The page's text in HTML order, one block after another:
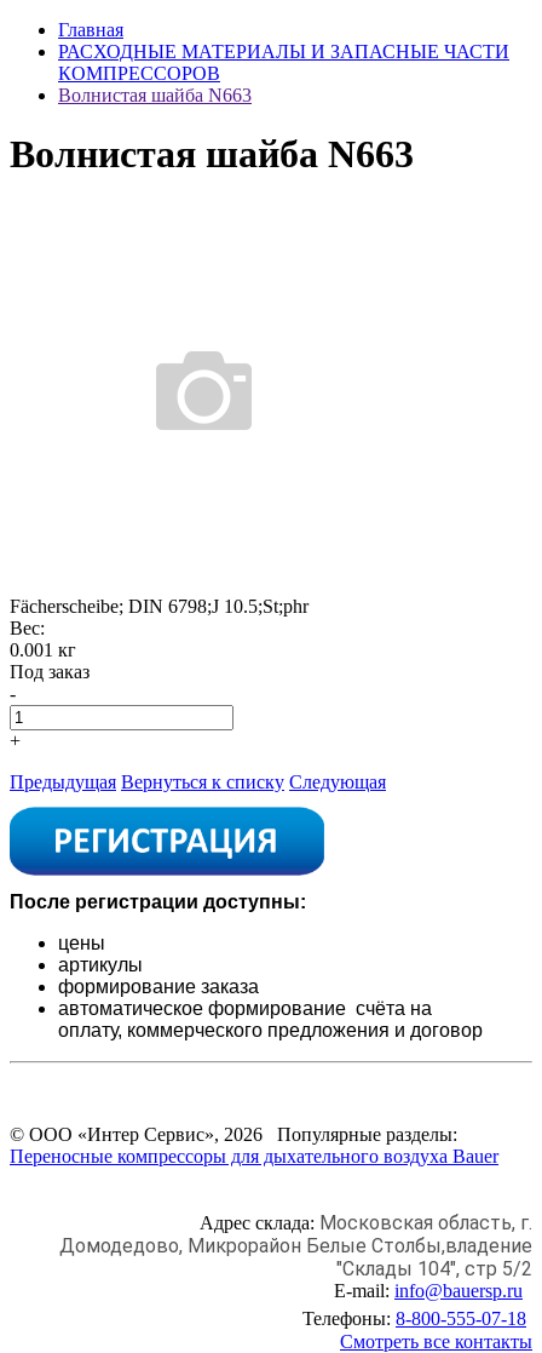
Главная
РАСХОДНЫЕ МАТЕРИАЛЫ И ЗАПАСНЫЕ ЧАСТИ
КОМПРЕССОРОВ
Волнистая шайба N663
Волнистая шайба N663
Fächerscheibe; DIN 6798;J 10.5;St;phr
Вес:
0.001 кг
Под заказ
-
+
Предыдущая Вернуться к списку Следующая
После регистрации доступны:
цены
артикулы
формирование заказа
автоматическое формирование счёта на
оплату, коммерческого предложения и договор
© ООО «Интер Сервис», 2026 Популярные разделы:
Переносные компрессоры для дыхательного воздуха Bauer
Адрес склада: Московская область, г.
Домодедово, Микрорайон Белые Столбы,владение
"Склады 104", стр 5/2
E-mail: info@bauersp.ru
Телефоны: 8-800-555-07-18
Смотреть все контакты